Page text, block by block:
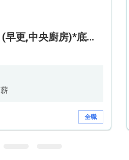
華御結高級廚師 (早更,中央廚房)*底薪可達20k* (5天工作週)
全職